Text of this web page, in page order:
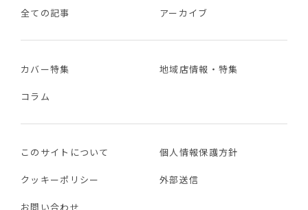
全ての記事 アーカイブ
カバー特集 地域店情報・特集
コラム
このサイトについて 個人情報保護方針
クッキーポリシー 外部送信
お問い合わせ